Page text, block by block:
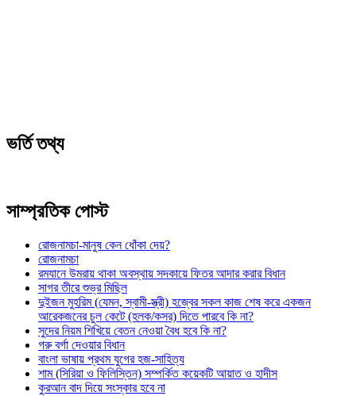
ভর্তি তথ্য
সাম্প্রতিক পোস্ট
রোজনামচা-মানুষ কেন ধোঁকা দেয়?
রোজনামচা
রমযানে উমরায় থাকা অবস্থায় সদকায়ে ফিতর আদার করার বিধান
সাগর তীরে শুভ্র মিছিল
দুইজন মুহরিম (যেমন, স্বামী-স্ত্রী) হজ্বের সকল কাজ শেষ করে একজন
আরেকজনের চুল কেটে (হলক/কসর) দিতে পারবে কি না?
সুদের নিয়ম শিখিয়ে বেতন নেওয়া বৈধ হবে কি না?
গরু বর্গা দেওয়ার বিধান
বাংলা ভাষায় প্রথম যুগের হজ-সাহিত্য
শাম (সিরিয়া ও ফিলিস্তিন) সম্পর্কিত কয়েকটি আয়াত ও হাদীস
কুরআন বাদ দিয়ে সংস্কার হবে না